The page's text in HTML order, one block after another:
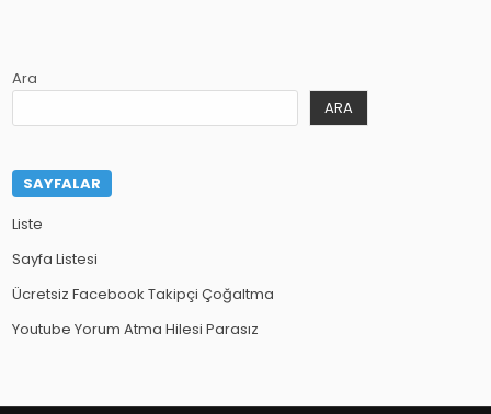
Ara
ARA
SAYFALAR
Liste
Sayfa Listesi
Ücretsiz Facebook Takipçi Çoğaltma
Youtube Yorum Atma Hilesi Parasız